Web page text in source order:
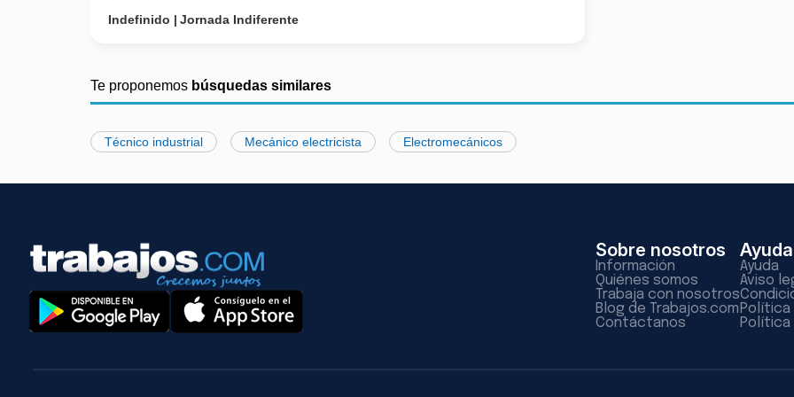
Indefinido
Jornada Indiferente
Te proponemos búsquedas similares
Técnico industrial Mecánico electricista Electromecánicos
Sobre nosotros
Información
Quiénes somos
Trabaja con nosotros
Blog de Trabajos.com
Contáctanos
Ayuda
Ayuda
Aviso
Política